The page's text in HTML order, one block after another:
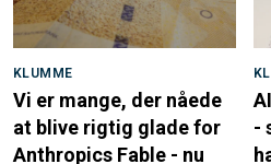
KLUMME
Vi er mange, der nåede
at blive rigtig glade for
Anthropics Fable - nu
-